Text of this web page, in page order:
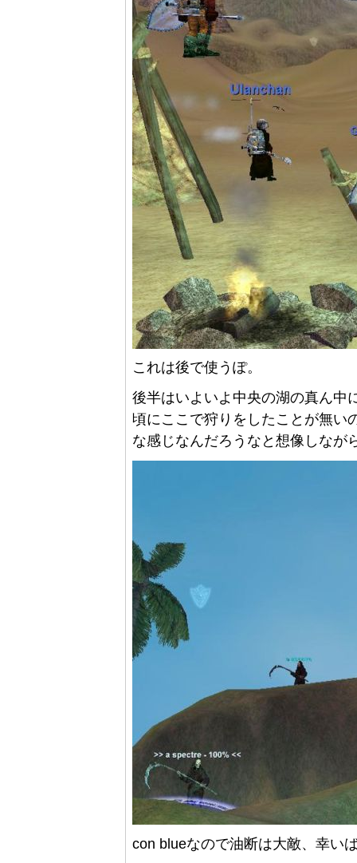
これは後で使うぽ。
後半はいよいよ中央の湖の真ん中
頃にここで狩りをしたことが無い
な感じなんだろうなと想像しなが
con blueなので油断は大敵、幸い